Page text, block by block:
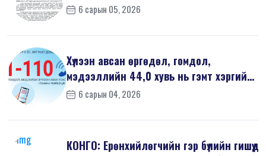
6 сарын 05, 2026
Хүлээн авсан өргөдөл, гомдол,
мэдээллийн 44,0 хувь нь гэмт хэргийн
шин...
6 сарын 04, 2026
КОНГО: Ерөнхийлөгчийн гэр бүлийн гишүүд